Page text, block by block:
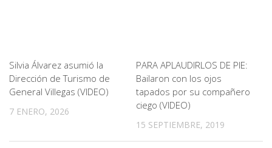
Silvia Álvarez asumió la
Dirección de Turismo de
General Villegas (VIDEO)
7 ENERO, 2026
PARA APLAUDIRLOS DE PIE:
Bailaron con los ojos
tapados por su compañero
ciego (VIDEO)
15 SEPTIEMBRE, 2019